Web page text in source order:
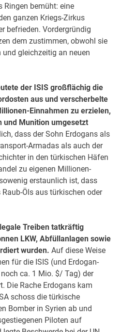
bemüht: eine
ganzen Kriegs-Zirkus
befrieden. Vordergründig
dem zustimmen, obwohl sie
gleichzeitig an neuen
der ISIS großflächig die
aus und verscherbelte
Einnahmen zu erzielen,
und Munition umgesetzt
dass der Sohn Erdogans als
Armadas als auch der
in den türkischen Häfen
zu eigenen Millionen-
erstaunlich ist, dass
Öls aus türkischen oder
Treiben tatkräftig
LKW, Abfüllanlagen sowie
wurden. Auf diese Weise
für die ISIS (und Erdogan-
ca. 1 Mio. $/ Tag) der
Die Rache Erdogans kam
schoss die türkische
Bomber in Syrien ab und
Piloten auf